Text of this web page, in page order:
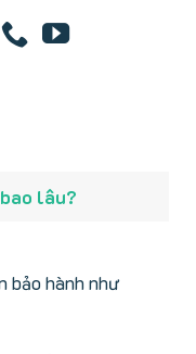
lâu?
bảo hành như